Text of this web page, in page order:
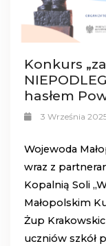
Konkurs
hasłem
3 Września
Wojewoda
wraz z
Kopalnią Soli
Małopolskim
Żup
uczniów szkół